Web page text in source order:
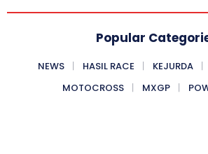
Popular
NEWS HASIL RACE KEJURDA
MOTOCROSS
MXGP